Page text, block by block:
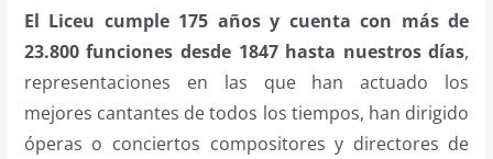
El Liceu cumple 175 años y cuenta con más de
23.800 funciones desde 1847 hasta nuestros días,
representaciones en las que han actuado los
mejores cantantes de todos los tiempos, han dirigido
óperas o conciertos compositores y directores de